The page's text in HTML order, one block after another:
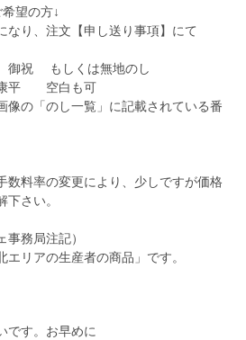
望の方↓
なり、注文【申し送り事項】にて
御祝 もしくは無地のし
平 空白も可
の「のし一覧」に記載されている番
数料率の変更により、少しですが価格
さい。
事務局注記）
エリアの生産者の商品」です。
です。お早めに